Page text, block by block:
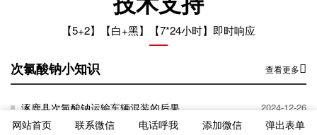
【5+2】【白+黑】【7*24小时】即时响应
次氯酸钠小知识 查看更多
涿鹿县次氯酸钠运输车辆混装的后果 2024-12-26
网站首页 联系微信 电话呼我 添加微信 弹出表单